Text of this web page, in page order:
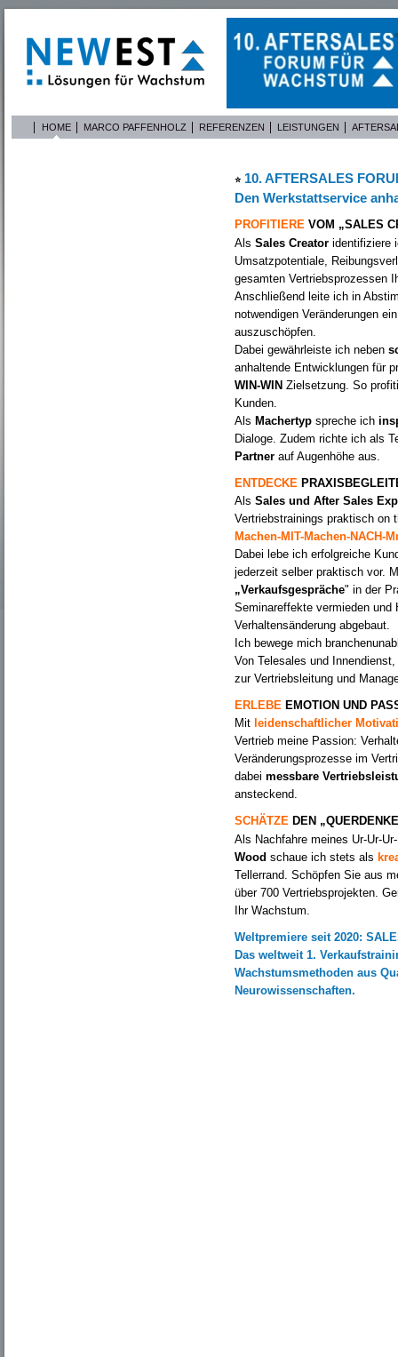
HOME MARCO PAFFENHOLZ REFERENZEN LEISTUNGEN
⭐️ 10. AFTERSALES
Den Werkstattservice
PROFITIERE VOM „SALES
Als Sales Creator identifiziere
Umsatzpotentiale,
gesamten Vertriebsprozessen
Anschließend leite ich in
notwendigen Veränderungen
auszuschöpfen.
Dabei gewährleiste ich neben
anhaltende Entwicklungen für
WIN-WIN Zielsetzung. So
Kunden.
Als Machertyp spreche ich
Dialoge. Zudem richte ich als
Partner auf Augenhöhe aus.
ENTDECKE
Als Sales und After Sales
Vertriebstrainings praktisch on
Machen-MIT-Machen-NACH-
Dabei lebe ich erfolgreiche
jederzeit selber praktisch vor.
„Verkaufsgespräche" in der
Seminareffekte vermieden und
Verhaltensänderung abgebaut.
Ich bewege mich
Von Telesales und
zur Vertriebsleitung und
ERLEBE EMOTION UND
Mit leidenschaftlicher
Vertrieb meine Passion:
Veränderungsprozesse im
dabei messbare
ansteckend.
SCHÄTZE DEN
Als Nachfahre meines Ur-Ur-
Wood schaue ich stets als
Tellerrand. Schöpfen Sie aus
über 700 Vertriebsprojekten.
Ihr Wachstum.
Weltpremiere seit 2020:
Das weltweit 1.
Wachstumsmethoden aus
Neurowissenschaften.